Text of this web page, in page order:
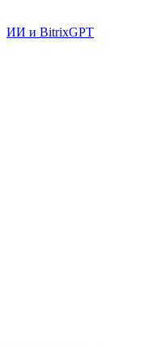
ИИ и BitrixGPT